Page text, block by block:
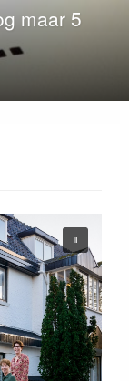
maar 5